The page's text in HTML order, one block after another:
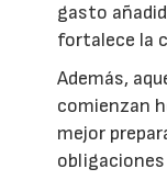
gasto
fortalece la
Además,
comienzan
mejor